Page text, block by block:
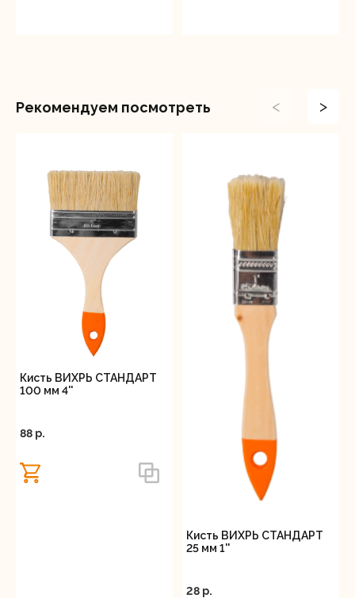
Рекомендуем посмотреть < >
Кисть ВИХРЬ СТАНДАРТ
100 мм 4''
88 p.
Кисть ВИХРЬ СТАНДАРТ
25 мм 1''
28 p.